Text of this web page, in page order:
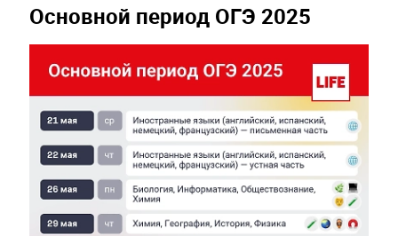
Основной период ОГЭ 2025